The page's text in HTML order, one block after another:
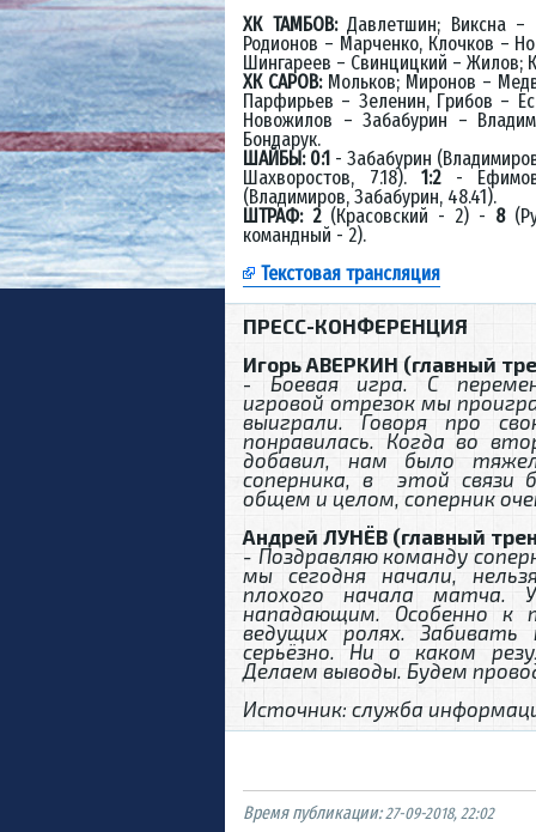
ХК ТАМБОВ:Давлетшин; Виксна –
Родионов – Марченко, Клочков –
Шингареев – Свинцицкий – Жилов;
ХК САРОВ:Мольков; Миронов –
Парфирьев – Зеленин, Грибов –
Новожилов – Забабурин –
Бондарук.
ШАЙБЫ: 0:1 - Забабурин
Шахворостов, 7.18).1:2 -
(Владимиров, Забабурин, 48.41).
ШТРАФ: 2(Красовский - 2) - 8
командный - 2).
Текстовая трансляция
ПРЕСС-КОНФЕРЕНЦИЯ
Игорь АВЕРКИН (главный
- Боевая игра. С
игровой отрезок мы
выиграли. Говоря про
понравилась. Когда во
добавил, нам было
соперника, в этой связи
общем и целом, соперник
Андрей ЛУНЁВ (главный
- Поздравляю команду
мы сегодня начали,
плохого начала матча.
нападающим. Особенно
ведущих ролях.
серьёзно. Ни о каком
Делаем выводы. Будем
Источник: служба
Время публикации:27-09-2018, 22:02